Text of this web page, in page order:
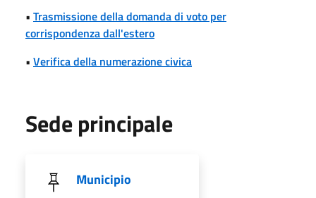
• Trasmissione della domanda di voto per
corrispondenza dall'estero
• Verifica della numerazione civica
Sede principale
Municipio